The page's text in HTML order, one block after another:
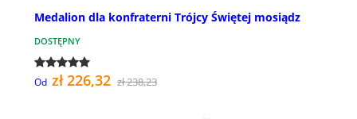
Medalion dla konfraterni Trójcy Świętej mosiądz
DOSTĘPNY
Od zł 226,32 zł 238,23